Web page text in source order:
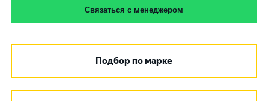
Связаться с менеджером
Подбор по марке